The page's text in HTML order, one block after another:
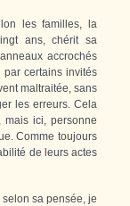
les familles, la
ans, chérit sa
accrochés
certains invités
maltraitée, sans
les erreurs. Cela
mais ici, personne
Comme toujours
de leurs actes
sa pensée, je